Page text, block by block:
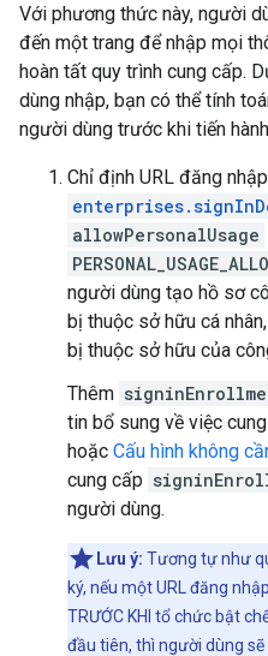
Với phương thức này, người
đến một trang để nhập mọi
hoàn tất quy trình cung cấp.
dùng nhập, bạn có thể tính
người dùng trước khi tiến
Chỉ định URL đăng
allowPersonalUsage
người dùng tạo hồ sơ
bị thuộc sở hữu cá
bị thuộc sở hữu của
Thêm
tin bổ sung về việc
hoặc Cấu hình không
cung cấp
người dùng.
Lưu ý: Tương tự như
ký, nếu một URL đăng
TRƯỚC KHI tổ chức bật
đầu tiên, thì người dùng